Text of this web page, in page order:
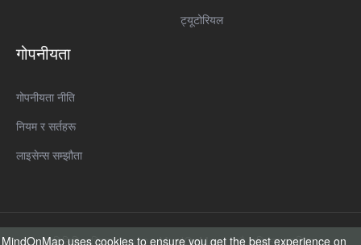
ट्यूटोरियल
गोपनीयता
गोपनीयता नीति
नियम र सर्तहरू
लाइसेन्स सम्झौता
प्रतिलिपि अधिकार © २०२६ MindOnMap। सबै अधिकार सुरक्षित।
MindOnMap uses cookies to ensure you get the best experience on